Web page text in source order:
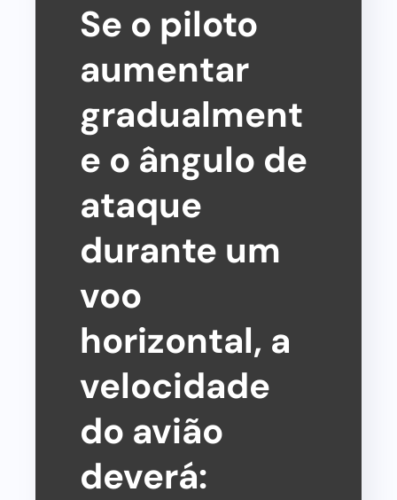
Se o piloto
aumentar
gradualment
e o ângulo de
ataque
durante um
voo
horizontal, a
velocidade
do avião
deverá: